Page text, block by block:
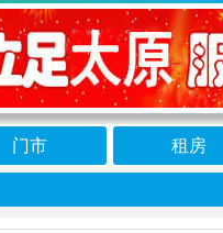
门市 租房